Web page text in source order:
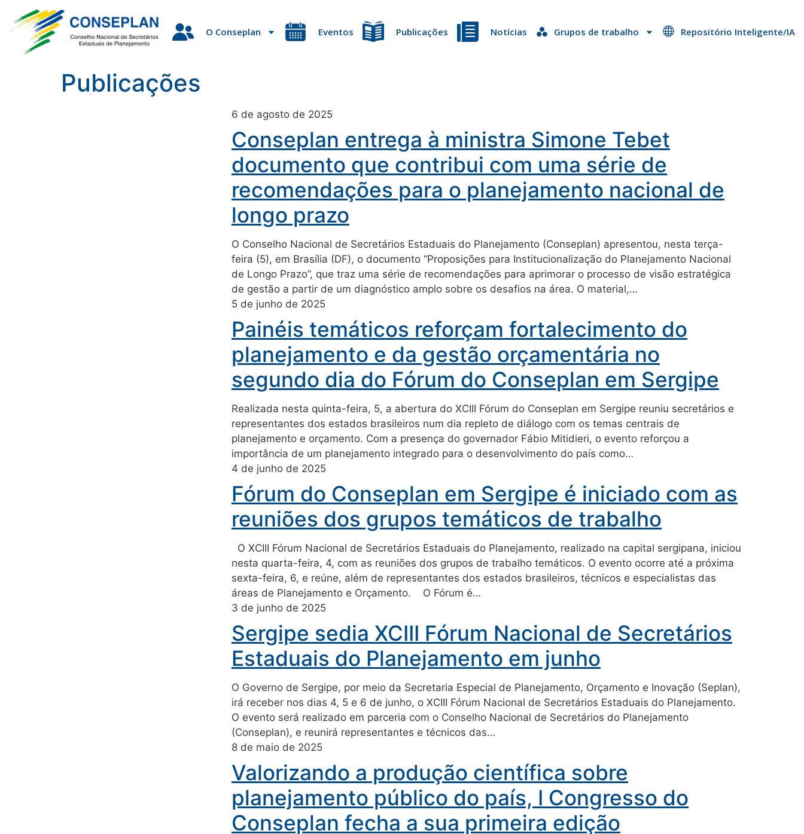
O Conseplan Eventos Publicações Notícias Grupos de trabalho Repositório Inteligente/IA
Publicações
6 de agosto de 2025
Conseplan entrega à ministra Simone Tebet
documento que contribui com uma série de
recomendações para o planejamento nacional de
longo prazo
O Conselho Nacional de Secretários Estaduais do Planejamento (Conseplan) apresentou, nesta terça-
feira (5), em Brasília (DF), o documento “Proposições para Institucionalização do Planejamento Nacional
de Longo Prazo”, que traz uma série de recomendações para aprimorar o processo de visão estratégica
de gestão a partir de um diagnóstico amplo sobre os desafios na área. O material,…
5 de junho de 2025
Painéis temáticos reforçam fortalecimento do
planejamento e da gestão orçamentária no
segundo dia do Fórum do Conseplan em Sergipe
Realizada nesta quinta-feira, 5, a abertura do XCIII Fórum do Conseplan em Sergipe reuniu secretários e
representantes dos estados brasileiros num dia repleto de diálogo com os temas centrais de
planejamento e orçamento. Com a presença do governador Fábio Mitidieri, o evento reforçou a
importância de um planejamento integrado para o desenvolvimento do país como…
4 de junho de 2025
Fórum do Conseplan em Sergipe é iniciado com as
reuniões dos grupos temáticos de trabalho
O XCIII Fórum Nacional de Secretários Estaduais do Planejamento, realizado na capital sergipana, iniciou
nesta quarta-feira, 4, com as reuniões dos grupos de trabalho temáticos. O evento ocorre até a próxima
sexta-feira, 6, e reúne, além de representantes dos estados brasileiros, técnicos e especialistas das
áreas de Planejamento e Orçamento. O Fórum é…
3 de junho de 2025
Sergipe sedia XCIII Fórum Nacional de Secretários
Estaduais do Planejamento em junho
O Governo de Sergipe, por meio da Secretaria Especial de Planejamento, Orçamento e Inovação (Seplan),
irá receber nos dias 4, 5 e 6 de junho, o XCIII Fórum Nacional de Secretários Estaduais do Planejamento.
O evento será realizado em parceria com o Conselho Nacional de Secretários do Planejamento
(Conseplan), e reunirá representantes e técnicos das…
8 de maio de 2025
Valorizando a produção científica sobre
planejamento público do país, I Congresso do
Conseplan fecha a sua primeira edição